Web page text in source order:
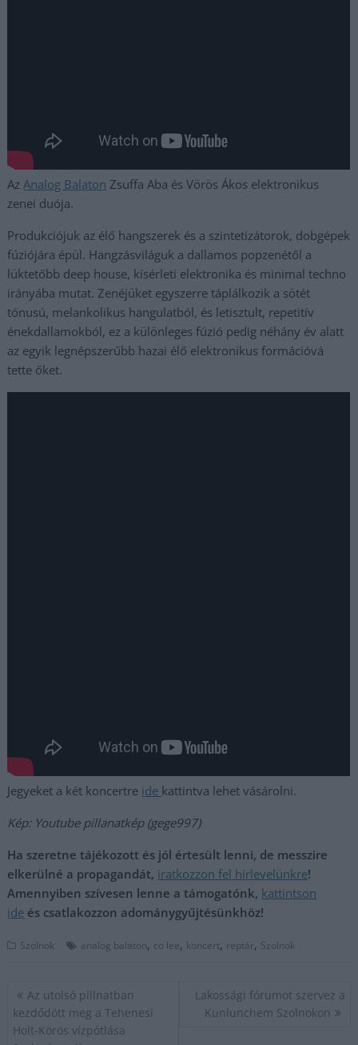
AzAnalog Balaton Zsuffa Aba és Vörös Ákos elektronikus
zenei duója.
Produkciójuk az élő hangszerek és a szintetizátorok, dobgépek
fúziójára épül. Hangzásviláguk a dallamos popzenétől a
lüktetőbb deep house, kísérleti elektronika és minimal techno
irányába mutat. Zenéjüket egyszerre táplálkozik a sötét
tónusú, melankolikus hangulatból, és letisztult, repetitív
énekdallamokból, ez a különleges fúzió pedig néhány év alatt
az egyik legnépszerűbb hazai élő elektronikus formációvá
tette őket.
Jegyeket a két koncertre ide kattintva lehet vásárolni.
Kép: Youtube pillanatkép (gege997)
Ha szeretne tájékozott és jól értesült lenni, de messzire
elkerülné a propagandát, iratkozzon fel hírlevelünkre!
Amennyiben szívesen lenne a támogatónk, kattintson
ide és csatlakozzon adománygyűjtésünkhöz!
Szolnok analog balaton, co lee, koncert, reptár, Szolnok
Bejegyzés
navigáció
Az utolsó pillnatban
kezdődött meg a Tehenesi
Holt-Körös vízpótlása
Lakossági fórumot szervez a
Kunlunchem Szolnokon